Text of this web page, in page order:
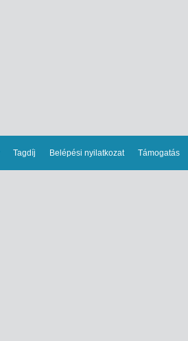
Tagdíj Belépési nyilatkozat Támogatás